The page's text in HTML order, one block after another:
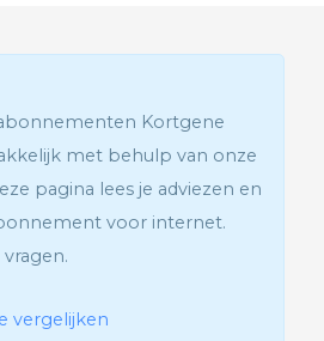
l
I
n
e
Kortgene
met behulp van onze
pagina lees je adviezen en
voor internet.
vergelijken